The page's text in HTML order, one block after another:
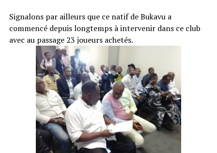
Signalons par ailleurs que ce natif de Bukavu a
commencé depuis longtemps à intervenir dans ce club
avec au passage 23 joueurs achetés.